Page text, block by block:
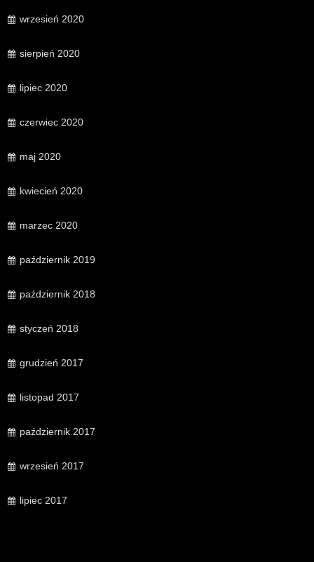
wrzesień 2020
sierpień 2020
lipiec 2020
czerwiec 2020
maj 2020
kwiecień 2020
marzec 2020
październik 2019
październik 2018
styczeń 2018
grudzień 2017
listopad 2017
październik 2017
wrzesień 2017
lipiec 2017